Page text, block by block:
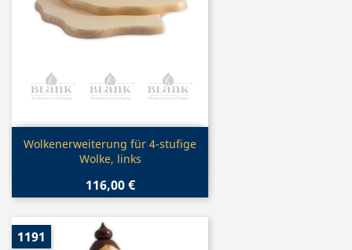
Vorschau
Wolkenerweiterung für 4-stufige
Wolke, links
116,00 €
1191